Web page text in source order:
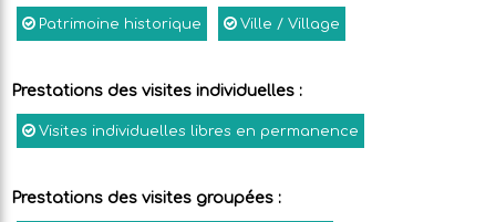
Patrimoine historique Ville / Village
Prestations des visites individuelles :
Visites individuelles libres en permanence
Prestations des visites groupées :